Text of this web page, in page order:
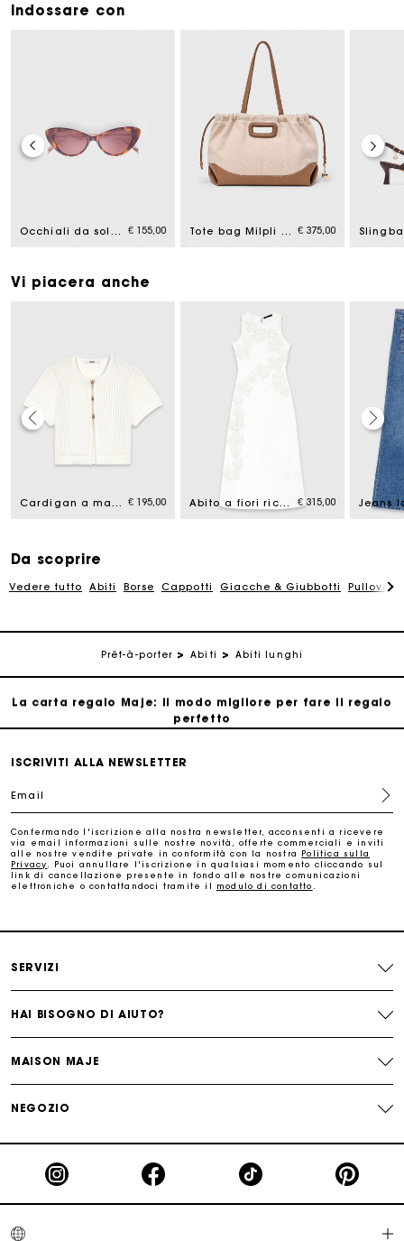
Indossare con
Occhiali da sole cat eye € 155,00 Tote bag Milpli misto tela e pelle € 375,00
Vi piacera anche
Cardigan a maniche corte € 195,00 Abito a fiori ricamati con perline € 315,00
Da scoprire
Vedere tutto Abiti Borse Cappotti Giacche & Giubbotti
Prêt-à-porter Abiti Abiti lunghi
La carta regalo Maje: il modo migliore per fare il regalo
perfetto
Consegna a domicilio offerta entro 2-3 giorni
Paga in 3 rate senza commissioni
Traccia il mio ordine
La carta regalo Maje: il modo migliore per fare il regalo
perfetto
Consegna a domicilio offerta entro 2-3 giorni
Cambi & Resi gratuiti
ISCRIVITI ALLA NEWSLETTER
Email
Confermando l'iscrizione alla nostra newsletter, acconsenti a ricevere
via email informazioni sulle nostre novità, offerte commerciali e inviti
alle nostre vendite private in conformità con la nostra Politica sulla
Privacy
. Puoi annullare l'iscrizione in qualsiasi momento cliccando sul
link di cancellazione presente in fondo alle nostre comunicazioni
elettroniche o contattandoci tramite il modulo di contatto
SERVIZI
HAI BISOGNO DI AIUTO?
MAISON MAJE
NEGOZIO